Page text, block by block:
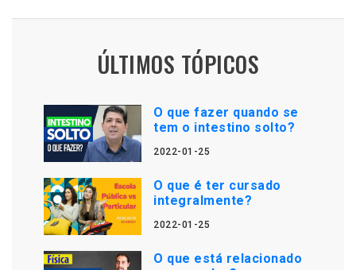
ÚLTIMOS TÓPICOS
O que fazer quando se
tem o intestino solto?
2022-01-25
O que é ter cursado
integralmente?
2022-01-25
O que está relacionado